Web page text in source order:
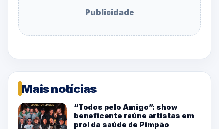
Publicidade
Mais notícias
“Todos pelo Amigo”: show
beneficente reúne artistas em
prol da saúde de Pimpão